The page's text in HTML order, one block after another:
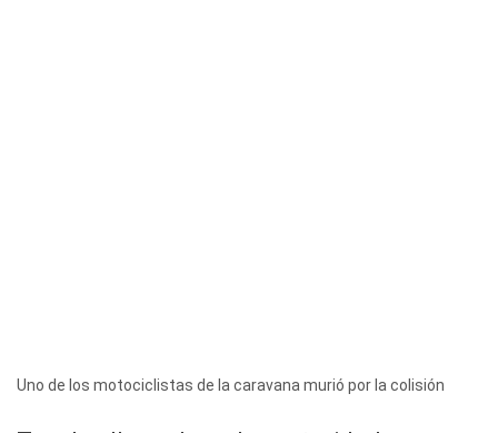
Uno de los motociclistas de la caravana murió por la colisión